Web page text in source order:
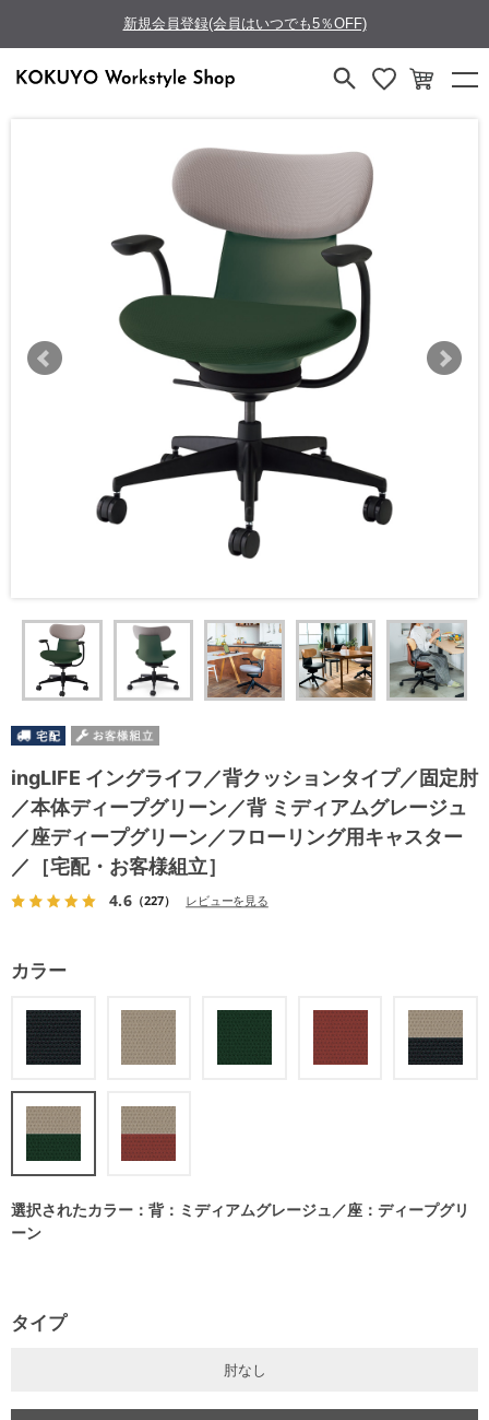
新規会員登録(会員はいつでも5％OFF)
ingLIFE イングライフ／背クッションタイプ／固定肘
／本体ディープグリーン／背 ミディアムグレージュ
／座ディープグリーン／フローリング用キャスター
／［宅配・お客様組立］
4.6（227） レビューを見る
カラー
選択されたカラー：背：ミディアムグレージュ／座：ディープグリ
ーン
タイプ
肘なし